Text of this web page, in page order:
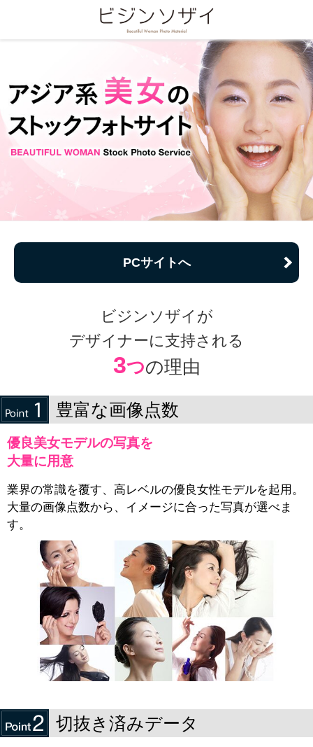
PCサイトへ
ビジンソザイが
デザイナーに支持される
3つの理由
豊富な画像点数
優良美女モデルの写真を
大量に用意
業界の常識を覆す、高レベルの優良女性モデルを起用。
大量の画像点数から、イメージに合った写真が選べま
す。
切抜き済みデータ